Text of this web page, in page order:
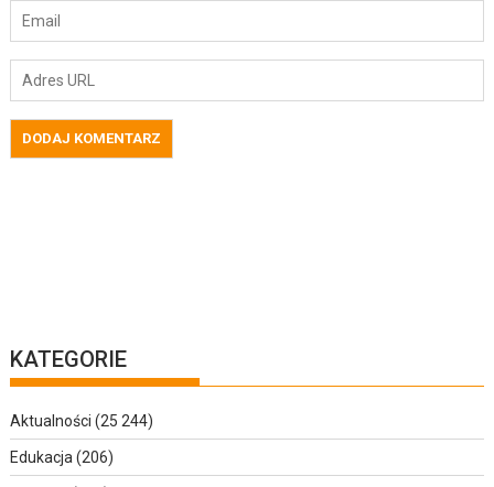
KATEGORIE
Aktualności (25 244)
Edukacja (206)